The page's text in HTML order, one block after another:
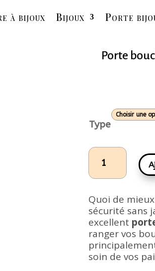
à bijoux Bijoux Porte
Porte
Type
quantité
Porte
d'oreilles
acrylique
multiforme
Quoi de
sécurité sans
excellent
ranger vos
soin de vos